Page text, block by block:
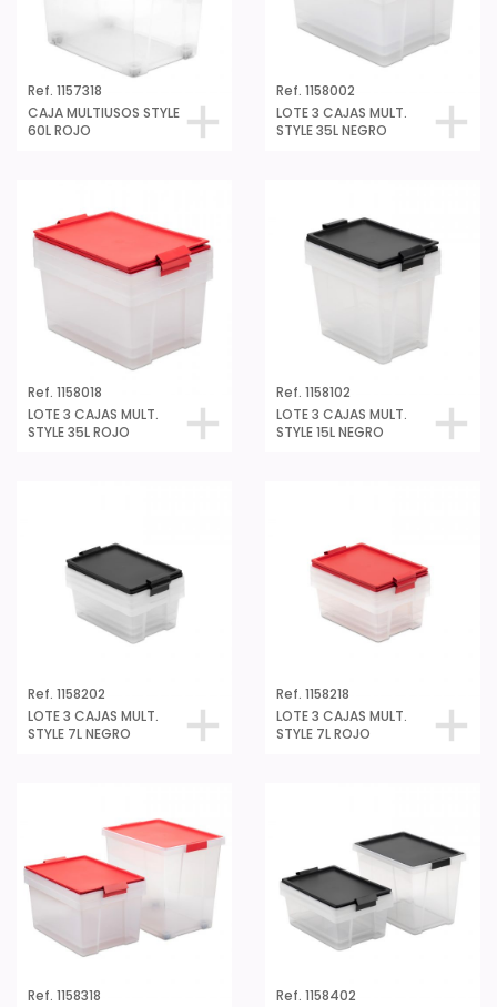
Ref. 1157318
CAJA MULTIUSOS STYLE
60L ROJO
Ref. 1158002
LOTE 3 CAJAS MULT.
STYLE 35L NEGRO
Ref. 1158018
LOTE 3 CAJAS MULT.
STYLE 35L ROJO
Ref. 1158102
LOTE 3 CAJAS MULT.
STYLE 15L NEGRO
Ref. 1158202
LOTE 3 CAJAS MULT.
STYLE 7L NEGRO
Ref. 1158218
LOTE 3 CAJAS MULT.
STYLE 7L ROJO
Ref. 1158318 Ref. 1158402